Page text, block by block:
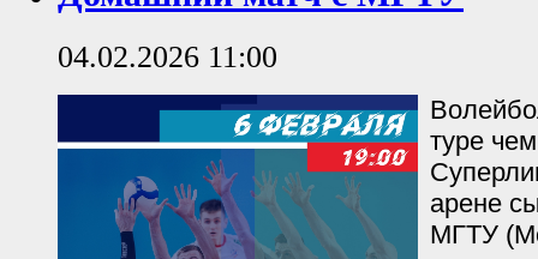
04.02.2026 11:00
туре
арене
МГТУ